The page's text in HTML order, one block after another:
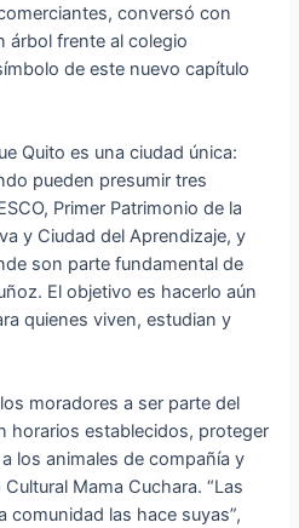
conversó con
árbol frente al colegio
de este nuevo capítulo
Quito es una ciudad única:
pueden presumir tres
Primer Patrimonio de la
y Ciudad del Aprendizaje, y
son parte fundamental de
El objetivo es hacerlo aún
quienes viven, estudian y
moradores a ser parte del
horarios establecidos, proteger
los animales de compañía y
Mama Cuchara. “Las
comunidad las hace suyas”,